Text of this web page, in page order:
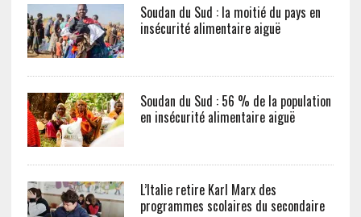
Soudan du Sud : la moitié du pays en
insécurité alimentaire aiguë
Soudan du Sud : 56 % de la population
en insécurité alimentaire aiguë
L’Italie retire Karl Marx des
programmes scolaires du secondaire